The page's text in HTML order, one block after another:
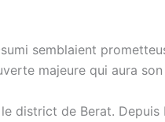
semblaient
majeure qui aura
district de Berat.